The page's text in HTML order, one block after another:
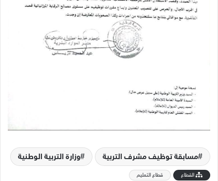
مسابقة توظيف مشرف التربية وزارة التربية الوطنية
القطاع
قطاع التعليم